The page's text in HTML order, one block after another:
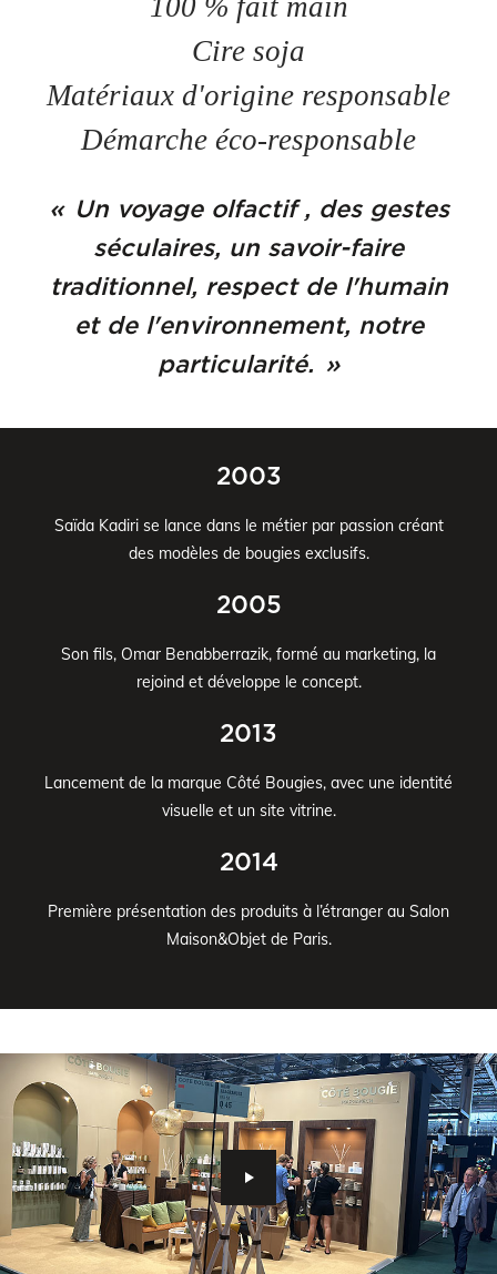
Cire soja
Matériaux d'origine responsable
Démarche éco-responsable
Un voyage olfactif , des gestes
séculaires, un savoir-faire
traditionnel, respect de l'humain
et de l'environnement, notre
particularité.
2003
Saïda Kadiri se lance dans le métier par passion créant
des modèles de bougies exclusifs.
2005
Son fils, Omar Benabberrazik, formé au marketing, la
rejoind et développe le concept.
2013
Lancement de la marque Côté Bougies, avec une identité
visuelle et un site vitrine.
2014
Première présentation des produits à l’étranger au Salon
Maison&Objet de Paris.